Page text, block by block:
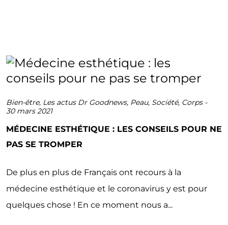
Bien-être, Les actus Dr Goodnews, Peau, Société, Corps-
30 mars 2021
MÉDECINE ESTHÉTIQUE : LES CONSEILS POUR NE
PAS SE TROMPER
De plus en plus de Français ont recours à la
médecine esthétique et le coronavirus y est pour
quelques chose ! En ce moment nous a...